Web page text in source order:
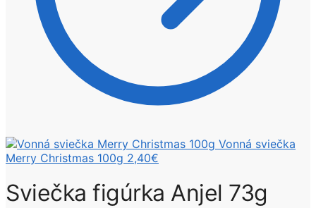
Vonná sviečka
Merry Christmas 100g 2,40€
Sviečka figúrka Anjel 73g